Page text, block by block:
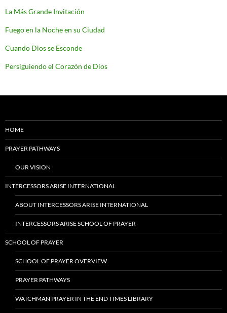
La Más Grande Invitación
Fuego en la Noche en su Ciudad
Cuando Dios se Esconde
Persiguiendo el Corazón de Dios
HOME
PRAYER PATHWAYS
OUR VISION
INTERCESSORS ARISE INTERNATIONAL
ABOUT INTERCESSORS ARISE INTERNATIONAL
INTERCESSORS ARISE SCHOOL OF PRAYER
SCHOOL OF PRAYER
SCHOOL OF PRAYER OVERVIEW
PRAYER PATHWAYS
WATCHMAN PRAYER IN THE END TIMES LIBRARY